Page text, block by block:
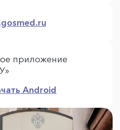
приложение
Android